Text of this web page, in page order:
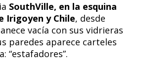
SouthVille, en la esquina
Irigoyen y Chile, desde
vacía con sus vidrieras
paredes aparece carteles
“estafadores”.